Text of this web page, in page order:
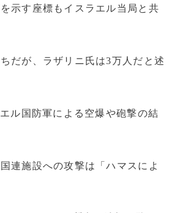
示す座標もイスラエル当局と共
だが、ラザリニ氏は3万人だと述
ル国防軍による空爆や砲撃の結
連施設への攻撃は「ハマスによ